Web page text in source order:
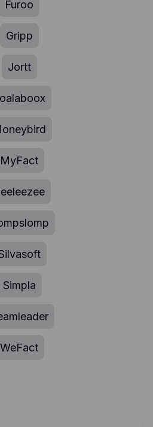
Furoo
Gripp
Jortt
MyFact
Simpla
WeFact